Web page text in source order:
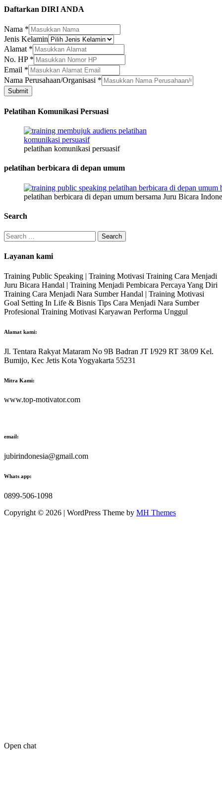
Daftarkan DIRI ANDA
Nama *
Jenis Kelamin
Alamat *
No. HP *
Email *
No.
Perusahaan/Organisasi
Nama
Nama Perusahaan/Organisasi *
Submit
Pelatihan Komunikasi Persuasi
pelatihan komunikasi persuasif
pelatihan berbicara di depan umum
pelatihan berbicara di depan umum bersama Juru Bicara
Search
Search
for:
Layanan kami
Training Public Speaking | Training Motivasi Training Cara Menjadi
Juru Bicara Handal | Training Menjadi Pembicara Percaya Yang Diri
Training Cara Menjadi Nara Sumber Handal | Training Motivasi
Goal Setting In Life & Bisnis Tips Cara Menjadi Nara Sumber
Profesional Training Motivasi Karyawan Performa Unggul
Alamat kami:
Jl. Tentara Rakyat Mataram No 9B Badran JT I/929 RT 38/09 Kel.
Bumijo, Kec Jetis Kota Yogyakarta 55231
Mitra Kami:
www.top-motivator.com
email:
jubirindonesia@gmail.com
Whats app:
0899-506-1098
Copyright © 2026 | WordPress Theme by MH Themes
Open chat